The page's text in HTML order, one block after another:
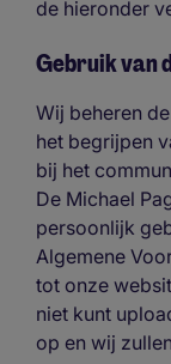
de hieronder
Gebruik van
Wij beheren
het begrijpen
bij het
De Michael
persoonlijk
Algemene
tot onze
niet kunt
op en wij